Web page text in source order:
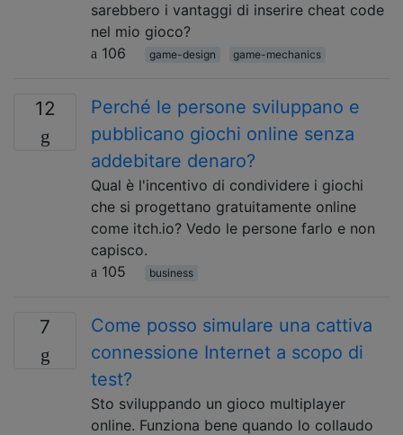
sarebbero i vantaggi di inserire cheat code
nel mio gioco?
106
game-design game-mechanics
12
Perché le persone sviluppano e
pubblicano giochi online senza
addebitare denaro?
Qual è l'incentivo di condividere i giochi
che si progettano gratuitamente online
come itch.io? Vedo le persone farlo e non
capisco.
105
business
7
Come posso simulare una cattiva
connessione Internet a scopo di
test?
Sto sviluppando un gioco multiplayer
online. Funziona bene quando lo collaudo